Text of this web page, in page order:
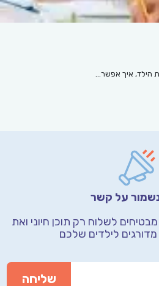
הילד, איך אפשר…
נשמור על קשר
לשלוח רק תוכן חיוני ואת
לילדים שלכם